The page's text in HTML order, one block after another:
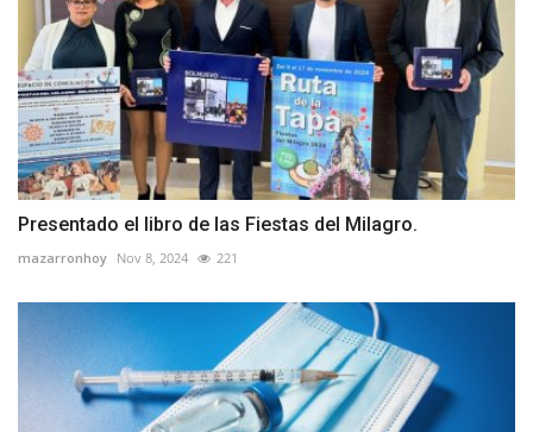
Presentado el libro de las Fiestas del Milagro.
mazarronhoy Nov 8, 2024 221